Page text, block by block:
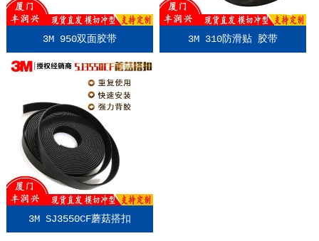
3M 950双面胶带 3M 310防滑贴 胶带
3M SJ3550CF蘑菇搭扣